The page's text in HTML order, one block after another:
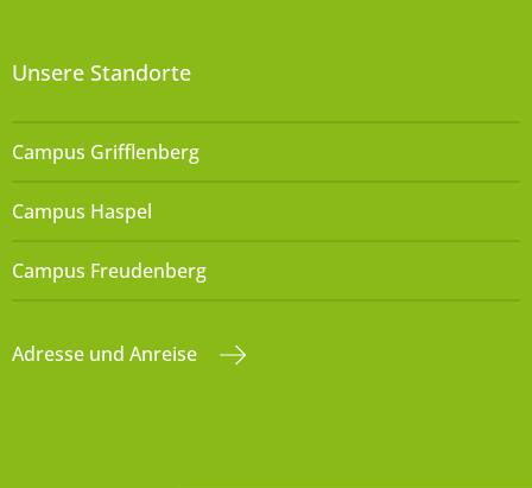
Unsere Standorte
Campus Grifflenberg
Campus Haspel
Campus Freudenberg
Adresse und Anreise